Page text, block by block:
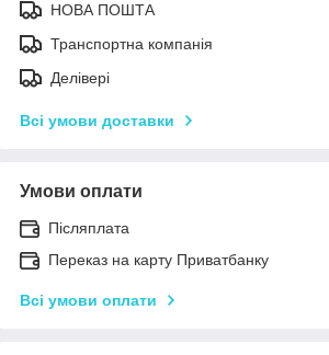
НОВА ПОШТА
Транспортна компанія
Делівері
Всі умови доставки
Умови оплати
Післяплата
Переказ на карту Приватбанку
Всі умови оплати